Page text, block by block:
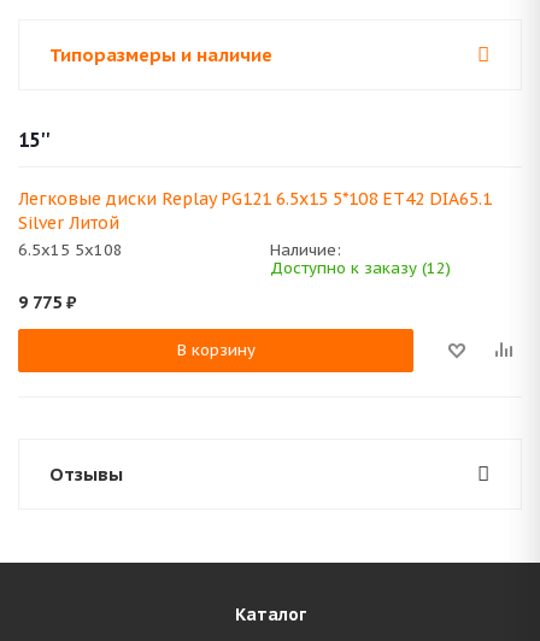
Типоразмеры и наличие
15''
Легковые диски Replay PG121 6.5x15 5*108 ET42 DIA65.1
Silver Литой
6.5x15 5x108
Наличие:
Доступно к заказу (12)
9 775 ₽
В корзину
Отзывы
Каталог